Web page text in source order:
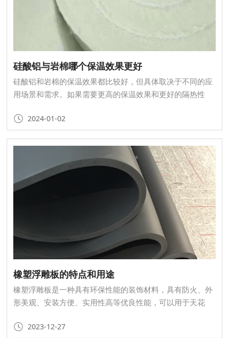
硅酸铝与岩棉哪个保温效果更好
2024-01-02
硅酸铝和岩棉的保温效果都比较好，但具体取决于不同的应
用场景和需求。如果需要更高的保温效果和更好的隔热性
寸稳定性，可以选择岩棉。
橡塑浮雕板的特点和用途
2023-12-27
橡塑浮雕板是一种具有环保性能的装饰材料，具有防火、外
形美观、安装方便、实用性高等优良性能，可以用于天花
的档次和质感，还可以用于KTV、办公室、医院、学校、商